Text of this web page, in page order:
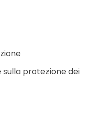
protezione dei